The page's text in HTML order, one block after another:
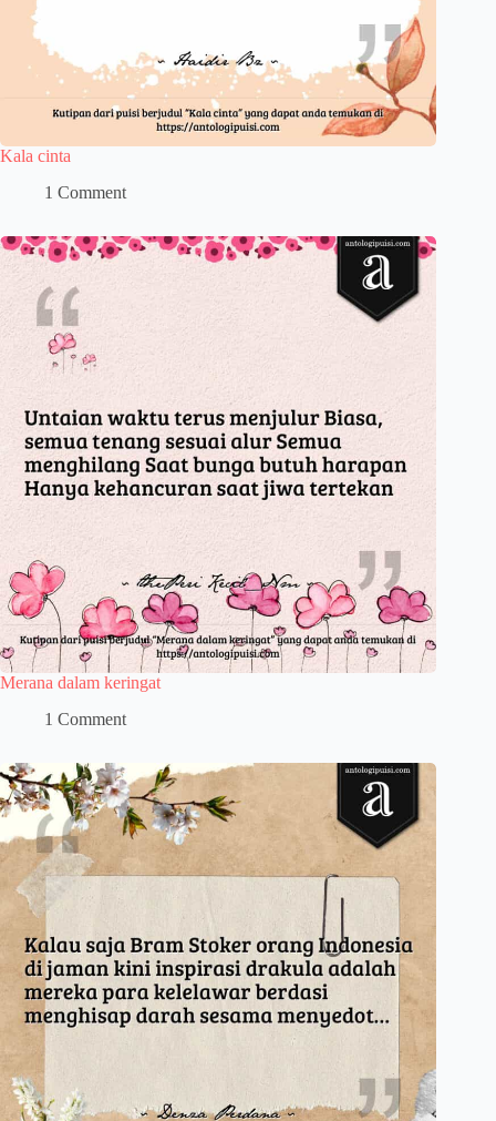
Kala cinta
1 Comment
Merana dalam keringat
1 Comment